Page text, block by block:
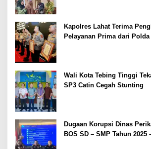
Kapolres Lahat Terima
Pelayanan Prima dari
Wali Kota Tebing Tinggi
SP3 Catin Cegah Stunting
Dugaan Korupsi Dinas
BOS SD – SMP Tahun 2025